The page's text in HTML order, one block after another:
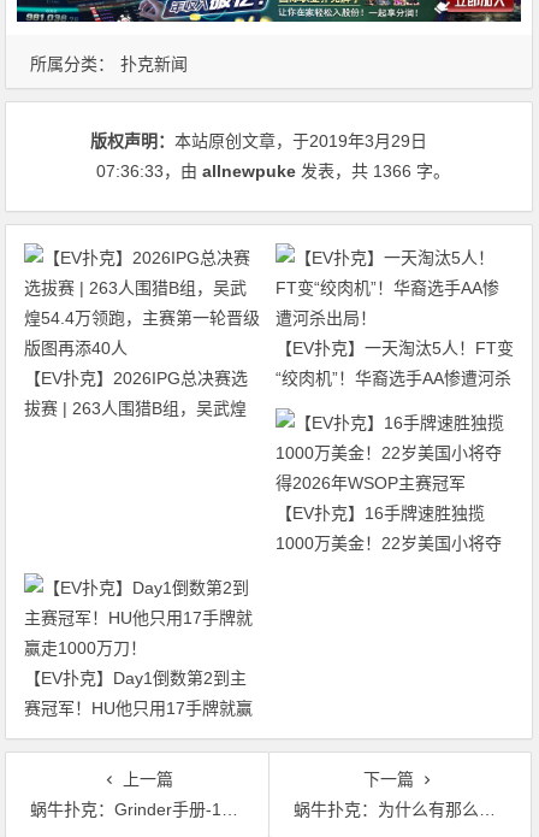
所属分类： 扑克新闻
版权声明：本站原创文章，于2019年3月29日
07:36:33，由allnewpuke 发表，共 1366 字。
【EV扑克】2026IPG总决赛选
拔赛 | 263人围猎B组，吴武煌
【EV扑克】一天淘汰5人！FT变
“绞肉机”！华裔选手AA惨遭河杀
出局！
【EV扑克】16手牌速胜独揽
1000万美金！22岁美国小将夺
【EV扑克】Day1倒数第2到主
赛冠军！HU他只用17手牌就赢
走1000万刀！
上一篇
蜗牛扑克：Grinder手册-12：按钮位置-4
下一篇
蜗牛扑克：为什么有那么多职业牌手变得一贫如洗（三）